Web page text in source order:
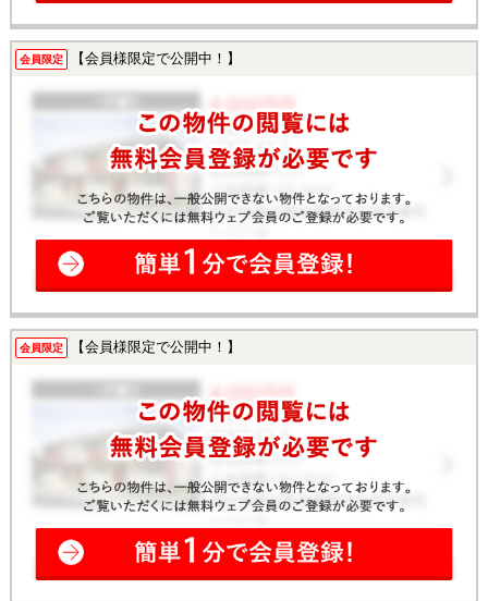
会員限定 【会員様限定で公開中！】
会員限定 【会員様限定で公開中！】